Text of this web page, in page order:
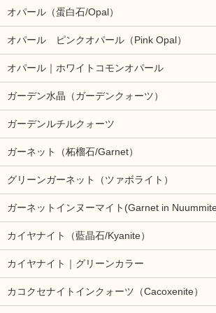
オパール（蛋白石/Opal）
オパール ピンクオパール（Pink Opal）
オパール｜ホワイトコモンオパール
ガーデン水晶（ガーデンクォーツ）
ガーデンルチルクォーツ
ガーネット（柘榴石/Garnet）
グリーンガーネット（ツァボライト）
ガーネットインヌーマイト(Garnet in
カイヤナイト（藍晶石/Kyanite）
カイヤナイト｜グリーンカラー
カコクセナイトインクォーツ（Cacoxenite）